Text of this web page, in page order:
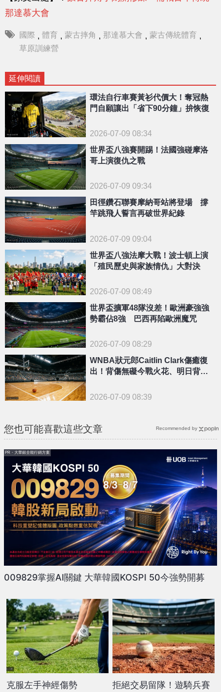
那達慕大會
國際 , 體育 , 蒙古摔角 , 那達慕大會 , 蒙古傳統體育 ,
草原訓練營
延伸閱讀
環法自行車賽黃衫代價大！奪冠熱
門自願讓出「省下90分鐘」拚恢復
2026-07-09 08:34
世界盃八強賽開踢！法國強碰摩洛
哥上演復仇之戰
2026-07-09 09:34
田徑鑽石聯賽摩納哥站將登場 撐
竿跳飛人誓言再破世界紀錄
2026-07-09 09:04
世界盃八強法摩大戰！波士頓上演
「殖民歷史與家族情仇」大對決
2026-07-09 08:49
世界盃擴軍48隊沒差！歐洲豪強強
勢霸佔8強 巴西再陷歐洲魔咒
2026-07-09 08:29
WNBA狀元郎Caitlin Clark傷癒復
出！背傷無礙今戰火花、明日背靠
2026-07-09 08:39
您也可能喜歡這些文章
009829掌握AI關鍵 大華韓國KOSPI 50今強勢開募
PR・大華銀全能行銷方案
克服左手神經傷勢
拒絕交易留隊！遊騎兵賽
Recommended by